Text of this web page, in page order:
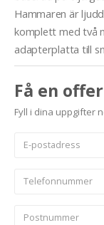
Hammaren är
komplett med två
adapterplatta till
Få en
Fyll i dina uppgifter